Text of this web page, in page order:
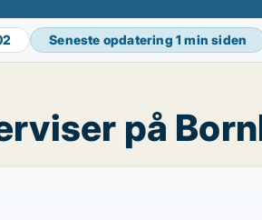
Seneste opdatering1 min siden
på